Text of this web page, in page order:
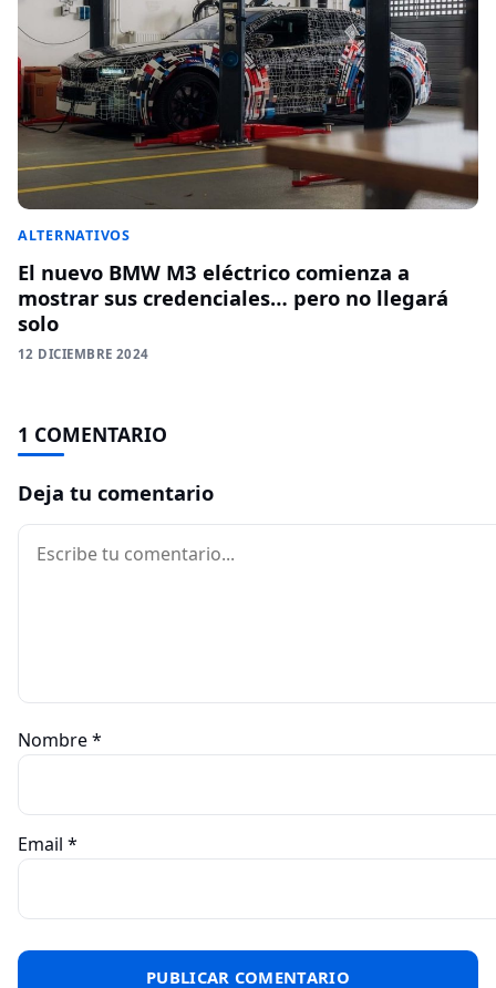
ALTERNATIVOS
El nuevo BMW M3 eléctrico comienza a
mostrar sus credenciales… pero no llegará
solo
12 DICIEMBRE 2024
1 COMENTARIO
Deja tu comentario
Comentario
Nombre*
Email *